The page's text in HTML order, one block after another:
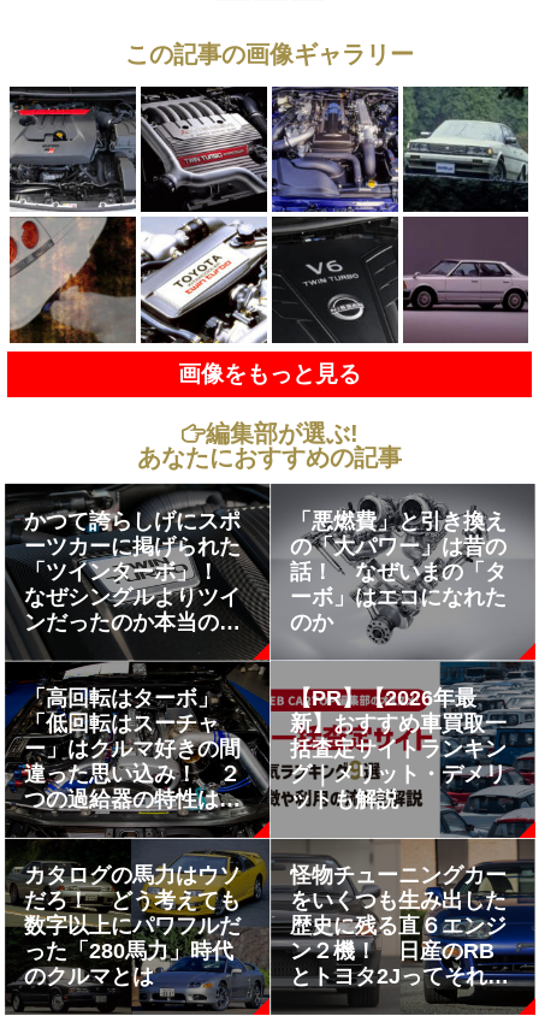
この記事の画像ギャラリー
画像をもっと見る
編集部が選ぶ!
あなたにおすすめの記事
かつて誇らしげにスポ
ーツカーに掲げられた
「ツインターボ」！
なぜシングルよりツイ
ンだったのか本当の理
由とは？
「悪燃費」と引き換え
の「大パワー」は昔の
話！ なぜいまの「タ
ーボ」はエコになれた
のか
「高回転はターボ」
「低回転はスーチャ
ー」はクルマ好きの間
違った思い込み！ ２
つの過給器の特性はむ
しろ真逆だった
【PR】【2026年最
新】おすすめ車買取一
括査定サイトランキン
グ｜メリット・デメリ
ットも解説
カタログの馬力はウソ
だろ！ どう考えても
数字以上にパワフルだ
った「280馬力」時代
のクルマとは
怪物チューニングカー
をいくつも生み出した
歴史に残る直６エンジ
ン２機！ 日産のRB
とトヨタ2Jってそれぞ
れどんなエンジン？